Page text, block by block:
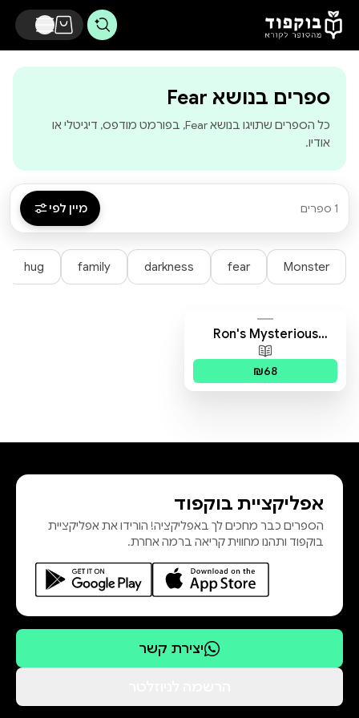
דלג לתוכן הראשי
ספרים בנושא Fear
כל הספרים שתויגו בנושא Fear, בפורמט מודפס, דיגיטלי או
אודיו.
1 ספרים מיין לפי
Monster
fear
darkness
family
hug
Ron's Mysterious
Monster
פורמטים זמינים:מודפס
₪68
אפליקציית בוקפוד
הספרים כבר מחכים לך באפליקציה! הורידו את אפליקציית
בוקפוד ותהנו מחווית קריאה ברמה אחרת.
יצירת קשר